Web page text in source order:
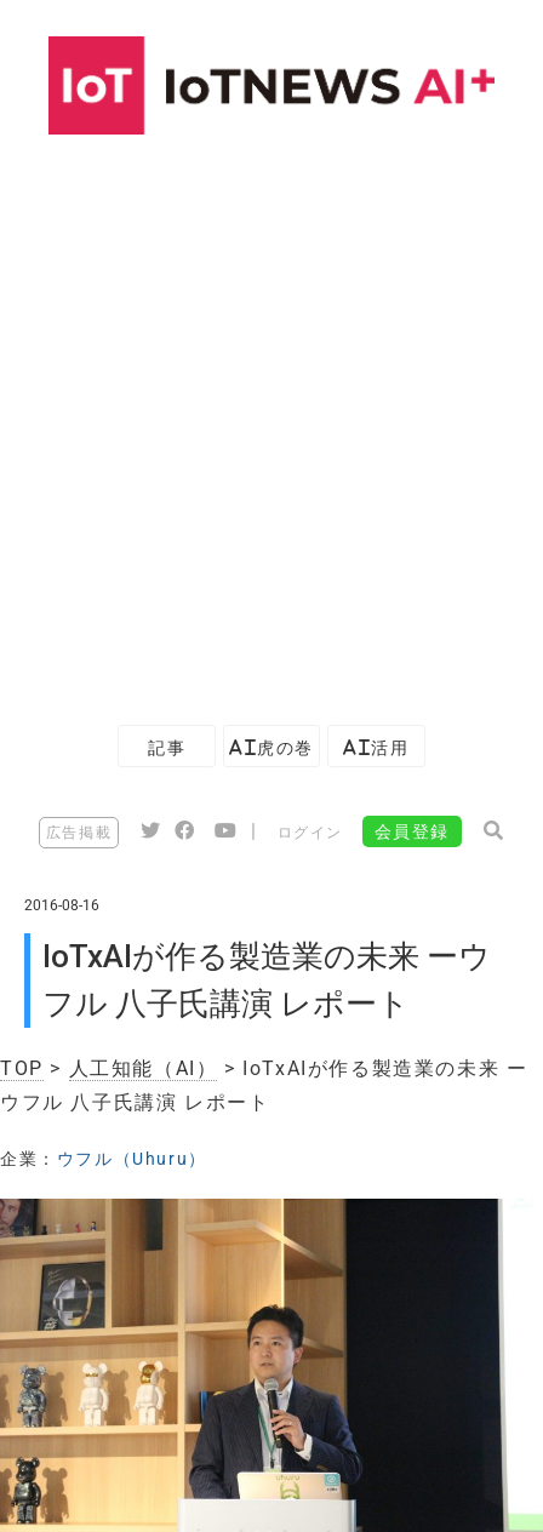
記事 AI虎の巻 AI活用
広告掲載 ログイン 会員登録
2016-08-16
IoTxAIが作る製造業の未来 ーウ
フル 八子氏講演 レポート
TOP > 人工知能（AI）
> IoTxAIが作る製造業の未来 ー
ウフル 八子氏講演 レポート
企業： ウフル（Uhuru）